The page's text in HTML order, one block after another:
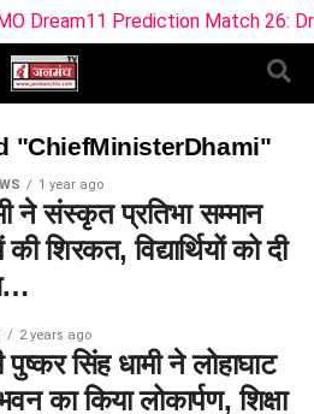
Prediction Match 26:
"ChiefMinisterDhami"
1 year ago
ने संस्कृत प्रतिभा सम्मान
शिरकत, विद्यार्थियों को दी
2 years ago
सिंह धामी ने लोहाघाट
का किया लोकार्पण, शिक्षा